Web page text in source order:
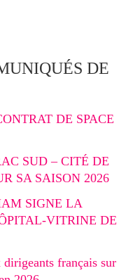
DE
DE SPACE
SUD – CITÉ DE
SA SAISON 2026
SIGNE LA
VITRINE DE
dirigeants français sur